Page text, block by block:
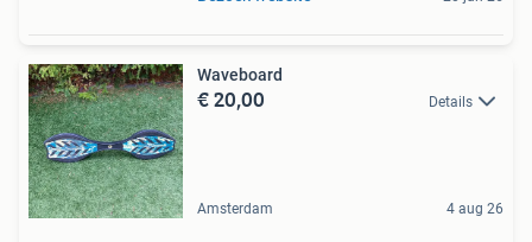
Waveboard
€ 20,00 Details
Amsterdam 4 aug 26